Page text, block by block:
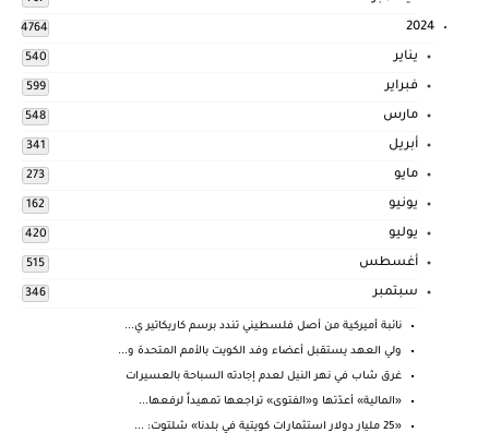
2024
4764
يناير 540
فبراير 599
مارس 548
أبريل 341
مايو 273
يونيو 162
يوليو 420
أغسطس 515
سبتمبر 346
نائبة أميركية من أصل فلسطيني تندد برسم كاريكاتير ي...
ولي العهد يستقبل أعضاء وفد الكويت بالأمم المتحدة و...
غرق شاب في نهر النيل لعدم إجادته السباحة بالعسيرات
«المالية» أعدّتها و«الفتوى» تراجعها تمهيداً لرفعها...
«25 مليار دولار استثمارات كويتية في بلدنا» شلتوت: ...